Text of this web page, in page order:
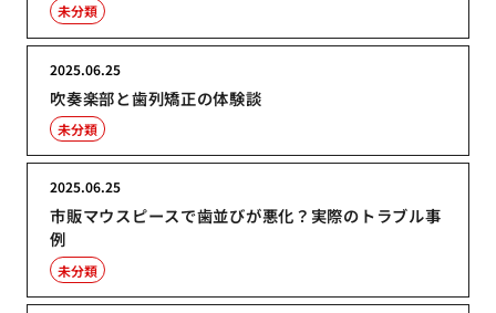
未分類
吹奏楽部と歯列矯正の体験談
2025.06.25
未分類
市販マウスピースで歯並びが悪化？実際のトラブル事
例
2025.06.25
未分類